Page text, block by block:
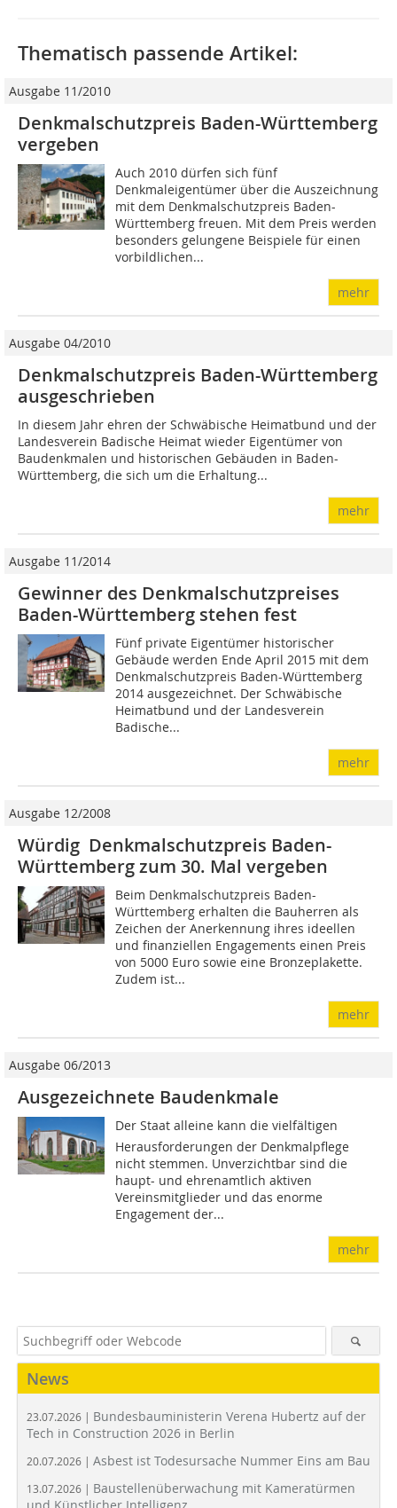
Thematisch passende Artikel:
Ausgabe 11/2010
Denkmalschutzpreis Baden-Württemberg
vergeben
Auch 2010 dürfen sich fünf
Denkmaleigentümer über die Auszeichnung
mit dem Denkmalschutzpreis Baden-
Württemberg freuen. Mit dem Preis werden
besonders gelungene Beispiele für einen
vorbildlichen...
mehr
Ausgabe 04/2010
Denkmalschutzpreis Baden-Württemberg
ausgeschrieben
In diesem Jahr ehren der Schwä­bische Heimatbund und der
Landesverein Badische Heimat wieder Eigentümer von
Baudenkmalen und historischen Gebäuden in Baden-
Württemberg, die sich um die Erhaltung...
mehr
Ausgabe 11/2014
Gewinner des Denkmalschutzpreises
Baden-Württemberg stehen fest
Fünf private Eigentümer historischer
Gebäude werden Ende April 2015 mit dem
Denkmalschutzpreis Baden-Württemberg
2014 ausgezeichnet. Der Schwäbische
Heimatbund und der Landesverein
Badische...
mehr
Ausgabe 12/2008
Würdig Denkmalschutzpreis Baden-
Württemberg zum 30. Mal vergeben
Beim Denkmalschutzpreis Baden-
Württemberg erhalten die Bauherren als
Zeichen der Anerkennung ihres ideellen
und finanziellen Engagements einen Preis
von 5000 Euro sowie eine Bronzeplakette.
Zudem ist...
mehr
Ausgabe 06/2013
Ausgezeichnete Baudenkmale
Der Staat alleine kann die vielfältigen
Herausforderungen der Denkmalpflege
nicht stemmen. Unverzichtbar sind die
haupt- und ehrenamtlich aktiven
Vereinsmitglieder und das enorme
Engagement der...
mehr
News
23.07.2026 | Bundesbauministerin Verena Hubertz auf der
Tech in Construction 2026 in Berlin
20.07.2026 | Asbest ist Todesursache Nummer Eins am Bau
13.07.2026 | Baustellenüberwachung mit Kameratürmen